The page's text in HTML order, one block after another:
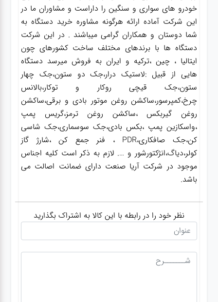
خودرو های سواری و سنگین را داراست و مشاوران ما در
این شرکت آماده ارائه هرگونه مشاوره خرید دستگاه به
شما دوستان و همکاران گرامی میباشند . در این شرکت
دستگاه ها با برندهای مختلف ساخت کشورهای چون
ایتالیا ، چین ،ترکیه و ایران به فروش میرسد دستگاه
هایی از قبیل :لاستیک درار،جک دو ستون،جک چهار
ستون،جک قیچی روکار و توکار،بالانس
چرخ،کمپرسور،ساکشن روغن موتور بادی و برقی،ساکشن
روغن گیربکس ،ساکشن روغن ترمز،گریس پمپ
،واسکازین پمپ ،بکس بادی،جک سوسماری،جک شاسی
کن،جک صافکاری،PDR ، فنر جمع کن ،شارژ گاز
کولر،دیاگ،انژکتورشور و …. لازم به ذکر است کلیه اجناس
موجود در شرکت آریا صنعت دارای ضمانت اصالت می
باشد.
نظر خود را در رابطه با این کالا به اشتراک بگذارید